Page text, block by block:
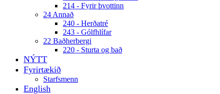
214 - Fyrir þvottinn
24 Annað
240 - Herðatré
243 - Gólfhlífar
22 Baðherbergi
220 - Sturta og bað
NÝTT
Fyrirtækið
Starfsmenn
English